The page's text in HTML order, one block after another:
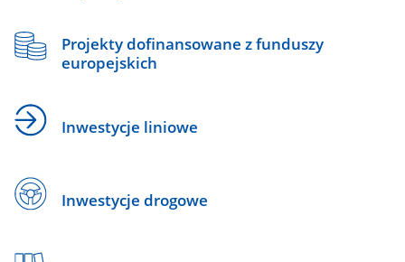
Projekty dofinansowane z funduszy
europejskich
Inwestycje liniowe
Inwestycje drogowe